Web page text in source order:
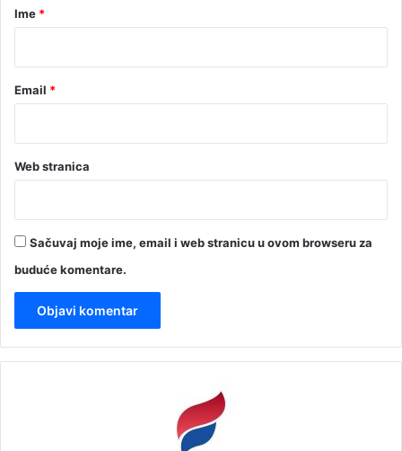
rIme *
Email *
Web stranica
Sačuvaj moje ime, email i web stranicu u ovom browseru za
buduće komentare.